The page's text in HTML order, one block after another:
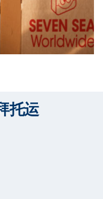
托运